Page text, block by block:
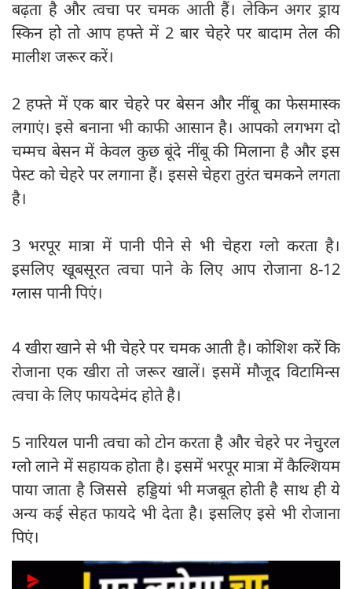
बढ़ता है और त्वचा पर चमक आती हैं। लेकिन अगर ड्राय
स्किन हो तो आप हफ्ते में 2 बार चेहरे पर बादाम तेल की
मालीश जरूर करें।
2 हफ्ते में एक बार चेहरे पर बेसन और नींबू का फेसमास्क
लगाएं। इसे बनाना भी काफी आसान है। आपको लगभग दो
चम्मच बेसन में केवल कुछ बूंदे नींबू की मिलाना है और इस
पेस्ट को चेहरे पर लगाना हैं। इससे चेहरा तुरंत चमकने लगता
है।
3 भरपूर मात्रा में पानी पीने से भी चेहरा ग्लो करता है।
इसलिए खूबसूरत त्वचा पाने के लिए आप रोजाना 8-12
ग्लास पानी पिएं।
4 खीरा खाने से भी चेहरे पर चमक आती है। कोशिश करें कि
रोजाना एक खीरा तो जरूर खालें। इसमें मौजूद विटामिन्स
त्वचा के लिए फायदेमंद होते है।
5 नारियल पानी त्वचा को टोन करता है और चेहरे पर नेचुरल
ग्लो लाने में सहायक होता है। इसमें भरपूर मात्रा में कैल्शियम
पाया जाता है जिससे हड्डियां भी मजबूत होती है साथ ही ये
अन्य कई सेहत फायदे भी देता है। इसलिए इसे भी रोजाना
पिएं।